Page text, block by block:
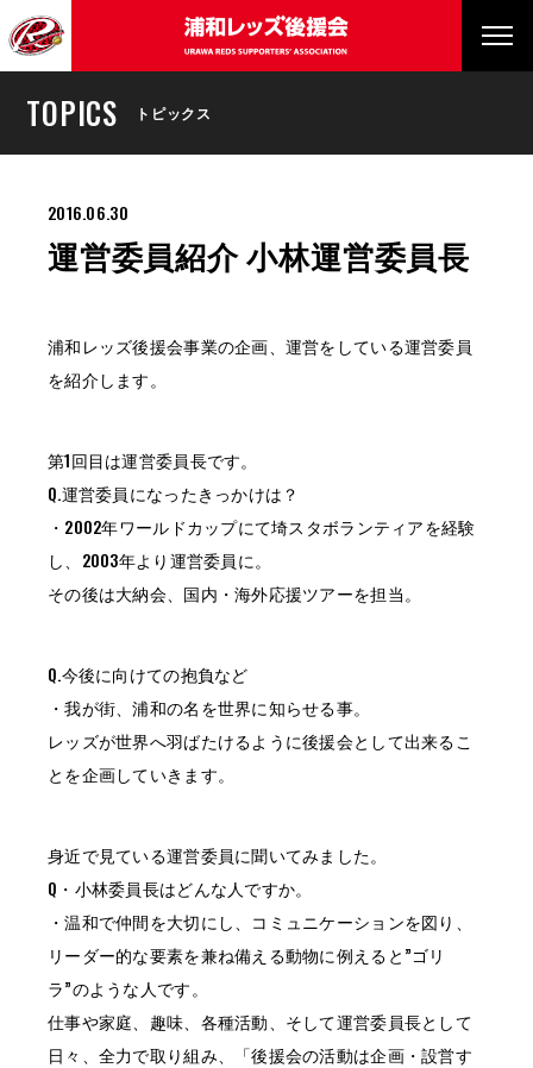
TOPICS トピックス
2016.06.30
運営委員紹介 小林運営委員長
浦和レッズ後援会事業の企画、運営をしている運営委員
を紹介します。
第1回目は運営委員長です。
Q.運営委員になったきっかけは？
・2002年ワールドカップにて埼スタボランティアを経験
し、2003年より運営委員に。
その後は大納会、国内・海外応援ツアーを担当。
Q.今後に向けての抱負など
・我が街、浦和の名を世界に知らせる事。
レッズが世界へ羽ばたけるように後援会として出来るこ
とを企画していきます。
身近で見ている運営委員に聞いてみました。
Q・小林委員長はどんな人ですか。
・温和で仲間を大切にし、コミュニケーションを図り、
リーダー的な要素を兼ね備える動物に例えると”ゴリ
ラ”のような人です。
仕事や家庭、趣味、各種活動、そして運営委員長として
日々、全力で取り組み、「後援会の活動は企画・設営す